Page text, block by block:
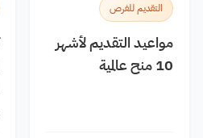
التقديم للفرص
مواعيد التقديم لأشهر
10 منح عالمية